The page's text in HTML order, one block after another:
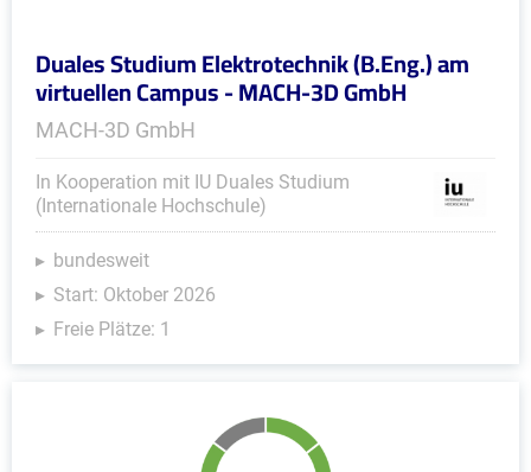
Duales Studium Elektrotechnik (B.Eng.) am
virtuellen Campus - MACH-3D GmbH
MACH-3D GmbH
In Kooperation mit IU Duales Studium
(Internationale Hochschule)
bundesweit
Start: Oktober 2026
Freie Plätze: 1